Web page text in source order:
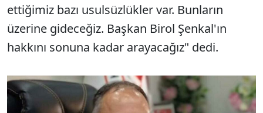
ettiğimiz bazı usulsüzlükler var. Bunların
üzerine gideceğiz. Başkan Birol Şenkal'ın
hakkını sonuna kadar arayacağız" dedi.